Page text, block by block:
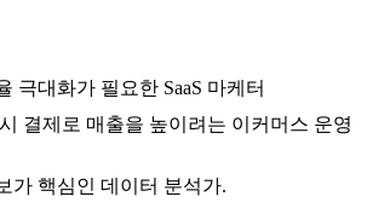
극대화가 필요한 SaaS 마케터
결제로 매출을 높이려는 이커머스 운영
가 핵심인 데이터 분석가.